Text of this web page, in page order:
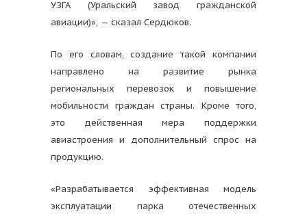
УЗГА (Уральский завод гражданской
авиации)», — сказал Сердюков.
По его словам, создание такой компании
направлено на развитие рынка
региональных перевозок и повышение
мобильности граждан страны. Кроме того,
это действенная мера поддержки
авиастроения и дополнительный спрос на
продукцию.
«Разрабатывается эффективная модель
эксплуатации парка отечественных